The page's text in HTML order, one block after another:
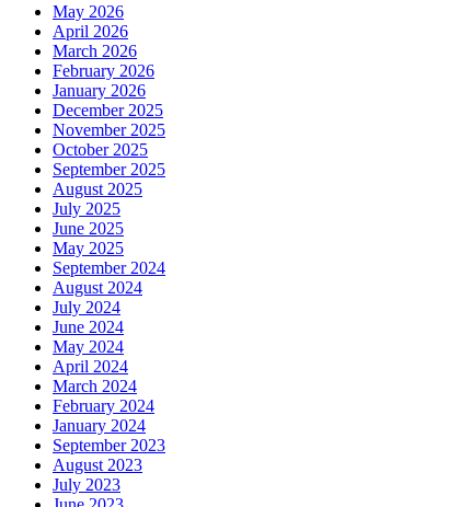
May 2026
April 2026
March 2026
February 2026
January 2026
December 2025
November 2025
October 2025
September 2025
August 2025
July 2025
June 2025
May 2025
September 2024
August 2024
July 2024
June 2024
May 2024
April 2024
March 2024
February 2024
January 2024
September 2023
August 2023
July 2023